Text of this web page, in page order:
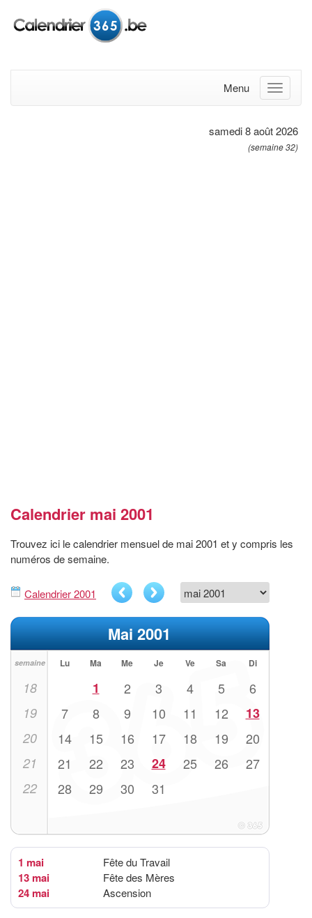
Menu
samedi 8 août 2026
(semaine 32)
Calendrier mai 2001
Trouvez ici le calendrier mensuel de mai 2001 et y compris les
numéros de semaine.
Calendrier 2001
Mai 2001
semaine Lu Ma Me Je Ve Sa Di
18 1 2 3 4 5 6
19 7 8 9 10 11 12 13
20 14 15 16 17 18 19 20
21 21 22 23 24 25 26 27
22 28 29 30 31
1 mai Fête du Travail
13 mai Fête des Mères
24 mai Ascension